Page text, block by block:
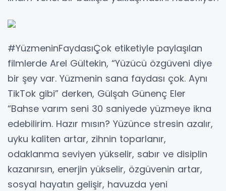
#YüzmeninFaydasıÇok etiketiyle paylaşılan
filmlerde Arel Gültekin, “Yüzücü özgüveni diye
bir şey var. Yüzmenin sana faydası çok. Aynı
TikTok gibi” derken, Gülşah Günenç Eler
“Bahse varım seni 30 saniyede yüzmeye ikna
edebilirim. Hazır mısın? Yüzünce stresin azalır,
uyku kaliten artar, zihnin toparlanır,
odaklanma seviyen yükselir, sabır ve disiplin
kazanırsın, enerjin yükselir, özgüvenin artar,
sosyal hayatın gelişir, havuzda yeni